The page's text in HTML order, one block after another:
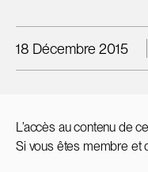
18 Décembre 2015
L’accès au contenu de
Si vous êtes membre et